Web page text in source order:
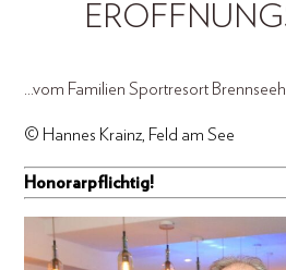
...vom Familien Sportresort
© Hannes Krainz, Feld am See
Honorarpflichtig!